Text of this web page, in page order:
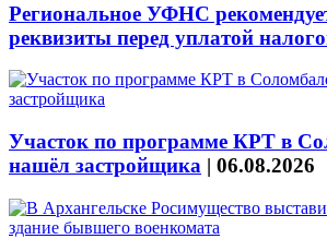
Региональное УФНС
реквизиты перед уплатой
Участок по программе КРТ в
нашёл застройщика | 06.08.2026